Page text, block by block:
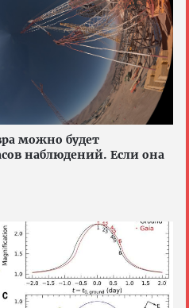
можно будет
наблюдений. Если она